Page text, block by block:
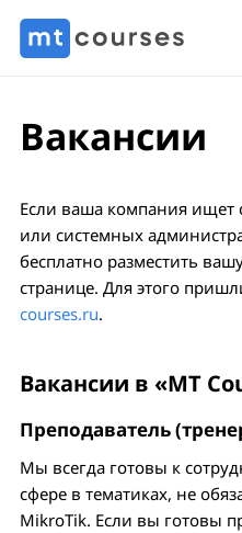
Вакансии
Если ваша компания ищет
или системных
бесплатно разместить
странице. Для этого
courses.ru.
Вакансии в «MT
Преподаватель
Мы всегда готовы к
сфере в тематиках, не
MikroTik. Если вы готовы